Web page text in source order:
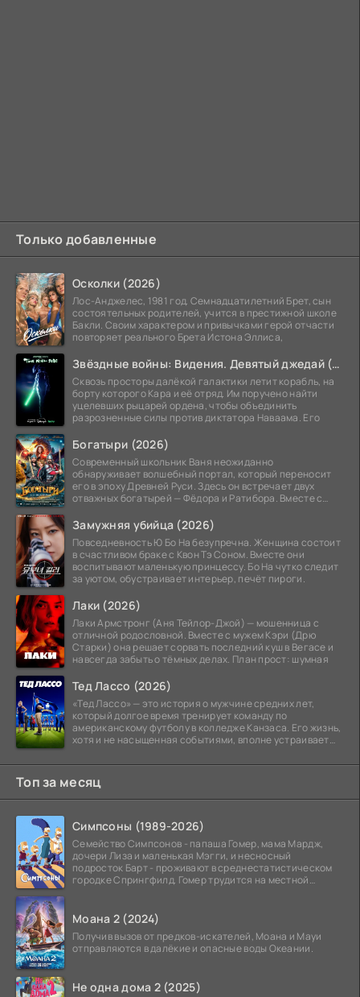
Только добавленные
Осколки (2026)
Лос-Анджелес, 1981 год. Семнадцатилетний Брет, сын
состоятельных родителей, учится в престижной школе
Бакли. Своим характером и привычками герой отчасти
повторяет реального Брета Истона Эллиса,
Звёздные войны: Видения. Девятый джедай (2026)
Сквозь просторы далёкой галактики летит корабль, на
борту которого Кара и её отряд. Им поручено найти
уцелевших рыцарей ордена, чтобы объединить
разрозненные силы против диктатора Наваама. Его
Богатыри (2026)
Современный школьник Ваня неожиданно
обнаруживает волшебный портал, который переносит
его в эпоху Древней Руси. Здесь он встречает двух
отважных богатырей — Фёдора и Ратибора. Вместе с
Замужняя убийца (2026)
Повседневность Ю Бо На безупречна. Женщина состоит
в счастливом браке с Квон Тэ Соном. Вместе они
воспитывают маленькую принцессу. Бо На чутко следит
за уютом, обустраивает интерьер, печёт пироги.
Лаки (2026)
Лаки Армстронг (Аня Тейлор-Джой) — мошенница с
отличной родословной. Вместе с мужем Кэри (Дрю
Старки) она решает сорвать последний куш в Вегасе и
навсегда забыть о тёмных делах. План прост: шумная
Тед Лассо (2026)
«Тед Лассо» — это история о мужчине средних лет,
который долгое время тренирует команду по
американскому футболу в колледже Канзаса. Его жизнь,
хотя и не насыщенная событиями, вполне устраивает
Топ за месяц
Симпсоны (1989-2026)
Семейство Симпсонов - папаша Гомер, мама Мардж,
дочери Лиза и маленькая Мэгги, и несносный
подросток Барт - проживают в среднестатистическом
городке Спрингфилд. Гомер трудится на местной
Моана 2 (2024)
Получив вызов от предков-искателей, Моана и Мауи
отправляются в далёкие и опасные воды Океании.
Не одна дома 2 (2025)